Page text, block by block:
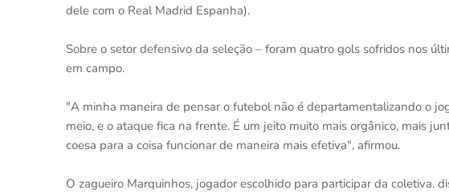
dele com o Real Madrid Espanha).
Sobre o setor defensivo da seleção – foram quatro gols sofridos nos
em campo.
"A minha maneira de pensar o futebol não é departamentalizando o
meio, e o ataque fica na frente. É um jeito muito mais orgânico, mais
coesa para a coisa funcionar de maneira mais efetiva", afirmou.
O zagueiro Marquinhos, jogador escolhido para participar da coletiva.